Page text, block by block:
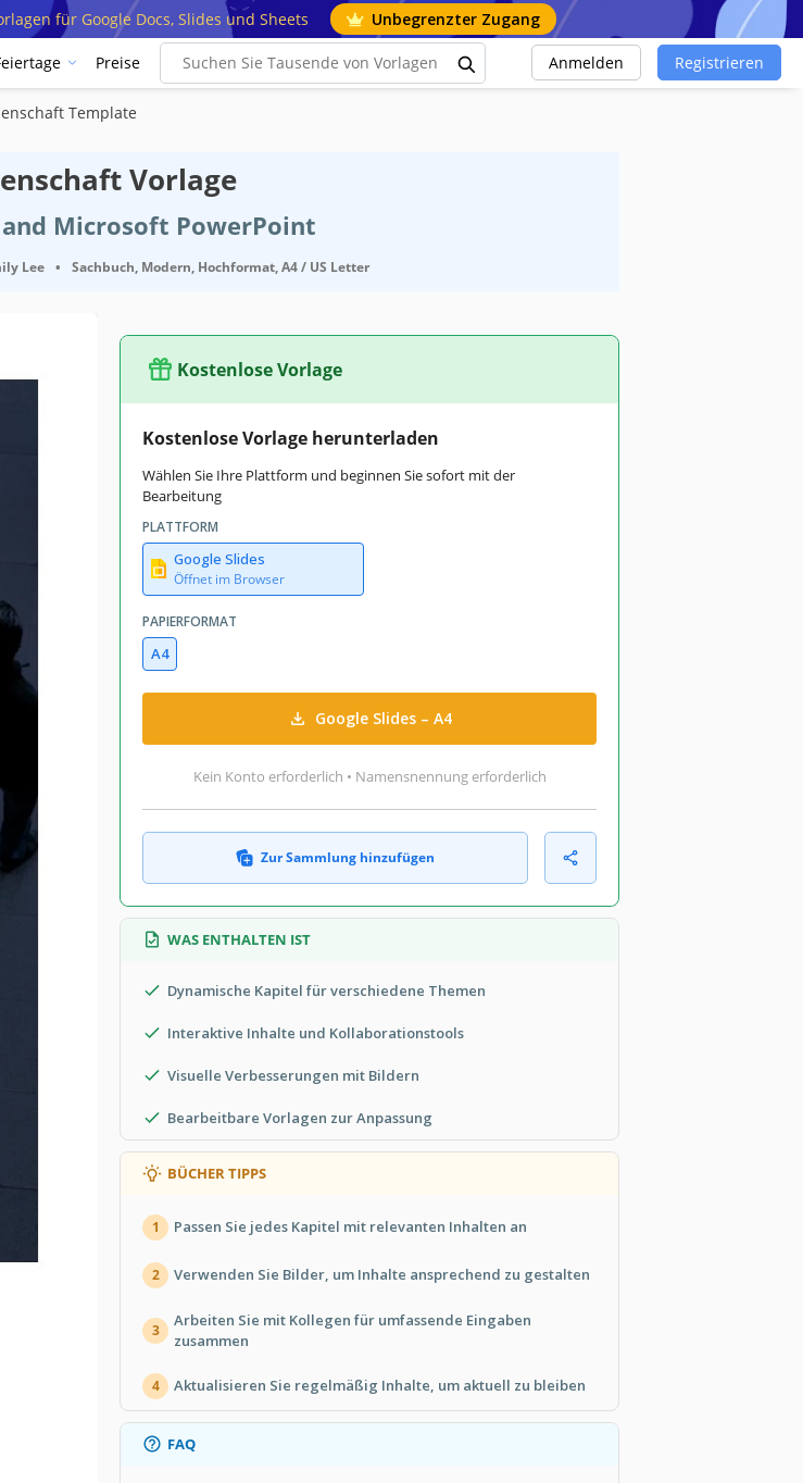
für Google Docs, Slides und Sheets Unbegrenzter Zugang
Preise Anmelden Registrieren
Template
Vorlage
Microsoft PowerPoint
Lee • Sachbuch, Modern, Hochformat, A4 / US Letter
Kostenlose Vorlage
Kostenlose Vorlage herunterladen
Wählen Sie Ihre Plattform und beginnen Sie sofort mit der
Bearbeitung
PLATTFORM
Google Slides
Öffnet im Browser
PAPIERFORMAT
A4
Google Slides – A4
Kein Konto erforderlich • Namensnennung erforderlich
Zur Sammlung hinzufügen
WAS ENTHALTEN IST
Dynamische Kapitel für verschiedene Themen
Interaktive Inhalte und Kollaborationstools
Visuelle Verbesserungen mit Bildern
Bearbeitbare Vorlagen zur Anpassung
BÜCHER TIPPS
1 Passen Sie jedes Kapitel mit relevanten Inhalten an
2 Verwenden Sie Bilder, um Inhalte ansprechend zu gestalten
3
Arbeiten Sie mit Kollegen für umfassende Eingaben
zusammen
4 Aktualisieren Sie regelmäßig Inhalte, um aktuell zu bleiben
FAQ